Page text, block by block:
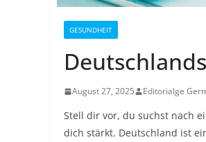
GESUNDHEIT
August 27, 2025 Editorialge
Stell dir vor, du suchst nach
dich stärkt. Deutschland ist